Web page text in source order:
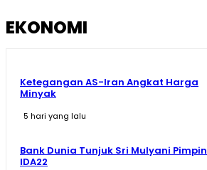
EKONOMI
Ketegangan AS-Iran Angkat Harga
Minyak
5 hari yang lalu
Bank Dunia Tunjuk Sri Mulyani Pimpin
IDA22